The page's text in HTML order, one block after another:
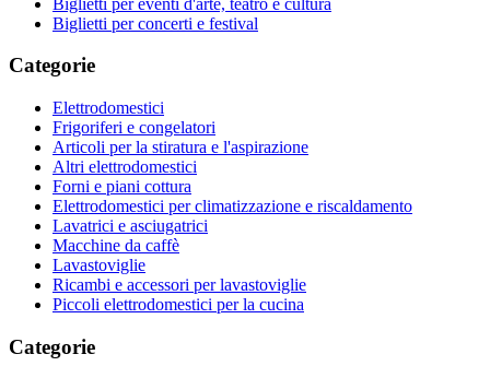
Biglietti per concerti e festival
Categorie
Elettrodomestici
Frigoriferi e congelatori
Articoli per la stiratura e l'aspirazione
Altri elettrodomestici
Forni e piani cottura
Elettrodomestici per climatizzazione e riscaldamento
Lavatrici e asciugatrici
Macchine da caffè
Lavastoviglie
Ricambi e accessori per lavastoviglie
Piccoli elettrodomestici per la cucina
Categorie